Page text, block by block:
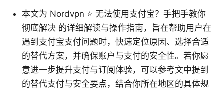
本文为 Nordvpn ⭐ 无法使用支付宝？手把手教你
彻底解决 的详细解读与操作指南，旨在帮助用户在
遇到支付宝支付问题时，快速定位原因、选择合适
的替代方案，并确保账户与支付的安全性。若你愿
意进一步提升支付与订阅体验，可以参考文中提到
的替代支付与安全要点，结合你所在地区的具体规